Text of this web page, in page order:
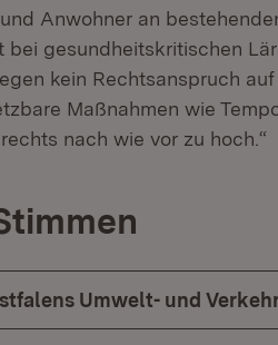
Anwohner an
bei gesundheitskritischen
kein Rechtsanspruch
Maßnahmen wie
nach wie vor zu hoch.“
Umwelt- und